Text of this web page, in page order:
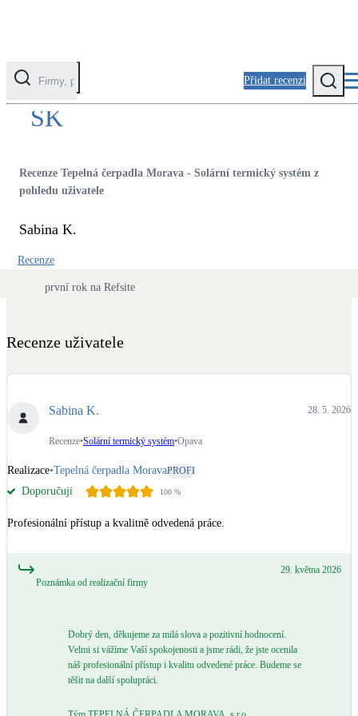
Přidat recenzi
Kategorie
Fotovoltaika
Solární ohřev vody
Zateplení
Klimatizace
Tepelná čerpadla na chlazení
Teplovzdušné vytápění
Rekonstrukce
SK
Recenze Tepelná čerpadla Morava - Solární termický systém z
pohledu uživatele
Sabina K.
Recenze
první rok na Refsite
Recenze uživatele
Sabina K. 28. 5. 2026
Recenze•Solární termický systém•Opava
Realizace•Tepelná čerpadla MoravaPROFI
Doporučuji 100 %
Profesionální přístup a kvalitně odvedená práce.
Poznámka od realizační firmy
29. května 2026
Dobrý den, děkujeme za milá slova a pozitivní hodnocení.
Velmi si vážíme Vaší spokojenosti a jsme rádi, že jste ocenila
náš profesionální přístup i kvalitu odvedené práce. Budeme se
těšit na další spolupráci.